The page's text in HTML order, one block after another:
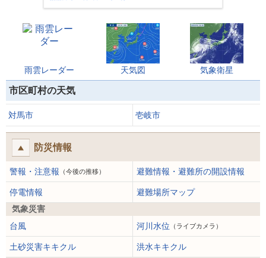
雨雲レーダー 天気図 気象衛星
市区町村の天気
対馬市 壱岐市
防災情報
警報・注意報 （今後の推移） 避難情報・避難所の開設情報
停電情報
避難場所マップ
気象災害
台風
河川水位 （ライブカメラ）
土砂災害キキクル
洪水キキクル